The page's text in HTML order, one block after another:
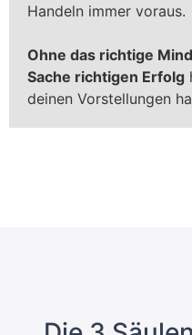
Handeln immer voraus.
Ohne das richtige
Sache richtigen Erfolg
deinen Vorstellungen